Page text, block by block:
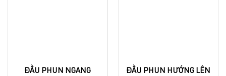
ĐẦU PHUN NGANG
ĐẦU PHUN HƯỚNG LÊN